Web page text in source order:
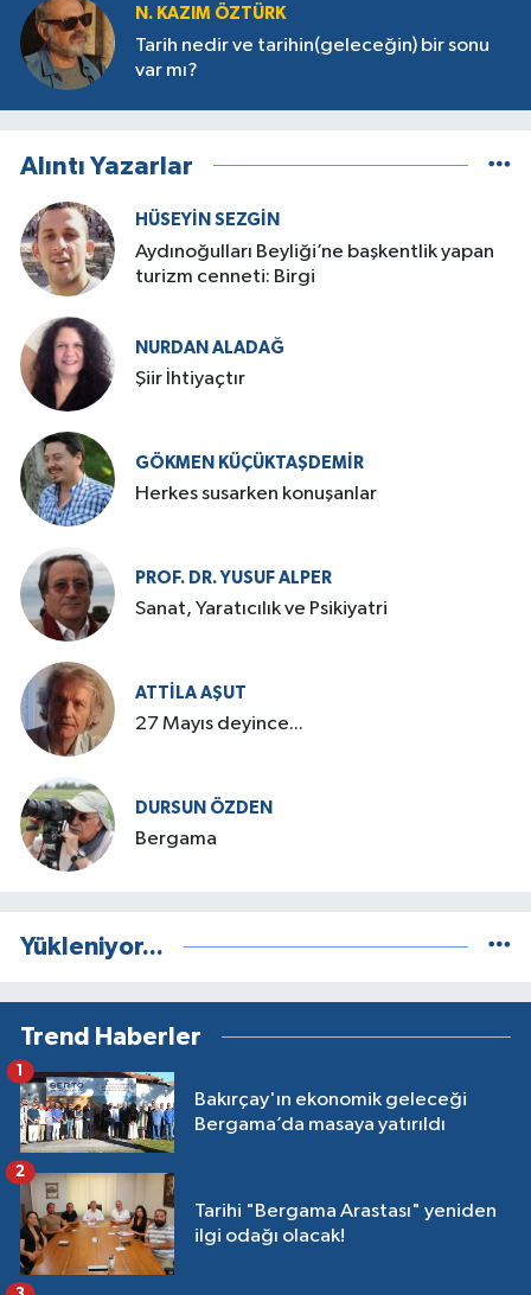
N. KAZIM ÖZTÜRK
Tarih nedir ve tarihin(geleceğin) bir sonu
var mı?
Alıntı Yazarlar
HÜSEYIN SEZGIN
Aydınoğulları Beyliği’ne başkentlik yapan
turizm cenneti: Birgi
NURDAN ALADAĞ
Şiir İhtiyaçtır
GÖKMEN KÜÇÜKTAŞDEMIR
Herkes susarken konuşanlar
PROF. DR. YUSUF ALPER
Sanat, Yaratıcılık ve Psikiyatri
ATTILA AŞUT
27 Mayıs deyince...
DURSUN ÖZDEN
Bergama
Yükleniyor...
Trend Haberler
Bakırçay'ın ekonomik geleceği
Bergama’da masaya yatırıldı
1
Tarihi "Bergama Arastası" yeniden
ilgi odağı olacak!
2